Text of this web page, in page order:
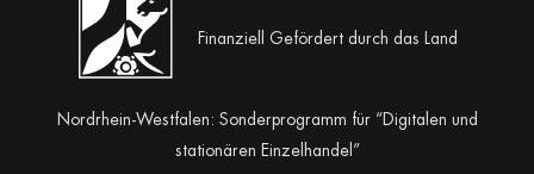
Finanziell Gefördert durch das Land
Nordrhein-Westfalen: Sonderprogramm für “Digitalen und
stationären Einzelhandel”